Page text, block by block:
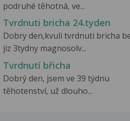
podruhé těhotná, ve...
Tvrdnuti bricha 24.tyden
Dobry den,kvuli tvrdnuti bricha
jiz 3tydny magnosolv...
Tvrdnutí břicha
Dobrý den, jsem ve 39 týdnu
těhotenství, už dlouho...